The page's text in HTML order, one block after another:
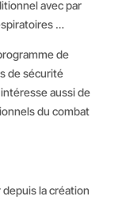
avec par
…
de
de sécurité
aussi de
du combat
la création